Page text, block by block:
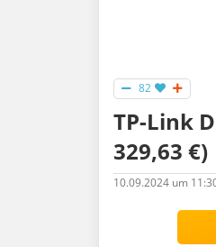
82
TP-Link
329,63 €)
10.09.2024 um